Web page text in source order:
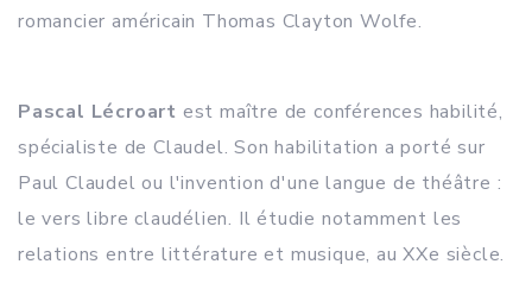
romancier américain Thomas Clayton Wolfe.
Pascal Lécroart est maître de conférences habilité,
spécialiste de Claudel. Son habilitation a porté sur
Paul Claudel ou l'invention d'une langue de théâtre :
le vers libre claudélien. Il étudie notamment les
relations entre littérature et musique, au XXe siècle.